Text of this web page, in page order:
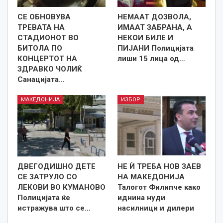
СЕ ОБНОВУВА
ТРЕВАТА НА
СТАДИОНОТ ВО
БИТОЛА ПО
КОНЦЕРТОТ НА
ЗДРАВКО ЧОЛИЌ
Санацијата…
НЕМААТ ДОЗВОЛА,
ИМААТ ЗАБРАНА, A
НЕКОИ БИЛЕ И
ПИЈАНИ Полицијата
лиши 15 лица од…
МАКЕДОНИЈА
ДВЕГОДИШНО ДЕТЕ
СЕ ЗАТРУЛО СО
ЛЕКОВИ ВО КУМАНОВО
Полицијата ќе
истражува што се…
ИЗБОР
НЕ Ѝ ТРЕБА НОВ ЗАЕВ
НА МАКЕДОНИЈА
Талогот Филипче како
иднина нуди
насилници и дилери